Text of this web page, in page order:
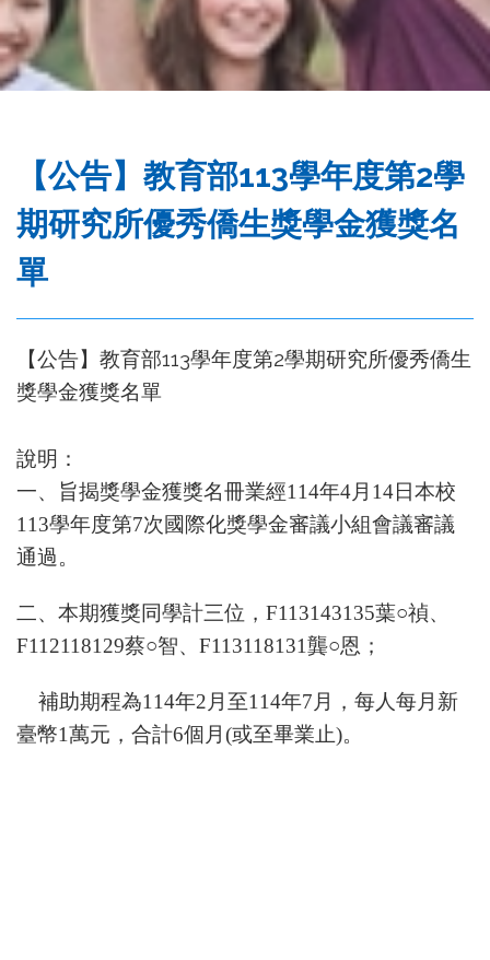
處
【公告】教育部113學年度第2學
期研究所優秀僑生獎學金獲獎名
單
【公告】教育部113學年度第2學期研究所優秀僑生
獎學金獲獎名單
說明：
一、
旨揭獎學金獲獎名冊業經114年4月 14日本校
113學年度第7次國際化獎學金審議小組會議審議
通過。
二、本期獲獎同學計三位， F113143135葉○禎、
F112118129蔡○智、 F113118131龔○恩；
補助期程為114年2 月至114年7 月，每人每月新
臺幣1萬元，合計6個月(或至畢業止)。